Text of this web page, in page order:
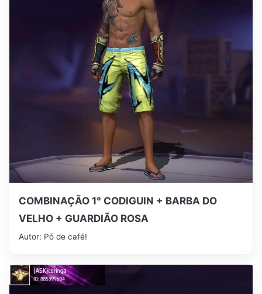
COMBINAÇÃO 1° CODIGUIN + BARBA DO
VELHO + GUARDIÃO ROSA
Autor: ‎Pó de café!